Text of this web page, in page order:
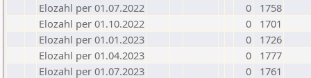
Elozahl per 01.07.2022
0
1758
Elozahl per 01.10.2022
0
1701
Elozahl per 01.01.2023
0
1726
Elozahl per 01.04.2023
0
1777
Elozahl per 01.07.2023
0
1761